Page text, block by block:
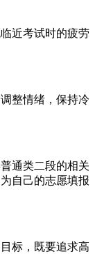
近考试时的疲劳
整情绪，保持冷
通类二段的相关
自己的志愿填报
标，既要追求高